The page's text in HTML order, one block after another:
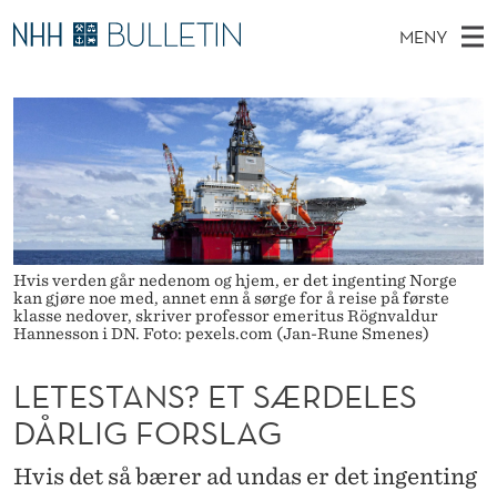
L
E
T
E
S
T
A
N
S
E
T
MENY
O
V
E
D
M
E
N
Y
Ø
I
T
T
E
D
E
T
Stipendiater og nye forskerprofiler
Disputaser
Ekspertutvalg
Om Bulletin
Hvis verden går nedenom og hjem, er det ingenting Norge
kan gjøre noe med, annet enn å sørge for å reise på første
klasse nedover, skriver professor emeritus Rögnvaldur
Hannesson i DN. Foto: pexels.com (Jan-Rune Smenes)
LETESTANS? ET SÆRDELES
DÅRLIG FORSLAG
Hvis det så bærer ad undas er det ingenting